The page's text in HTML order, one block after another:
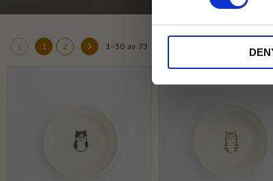
1–50 av 73
1 2
på ordinarie priser och kan